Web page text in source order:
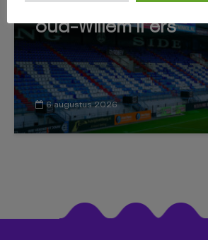
oud-Willem II’ers
6 augustus 2026